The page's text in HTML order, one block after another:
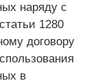
наряду с
1280
договору
в